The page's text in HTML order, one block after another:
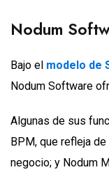
Nodum
Bajo el modelo de
Nodum Software
Algunas de sus
BPM, que refleja
negocio; y Nodum